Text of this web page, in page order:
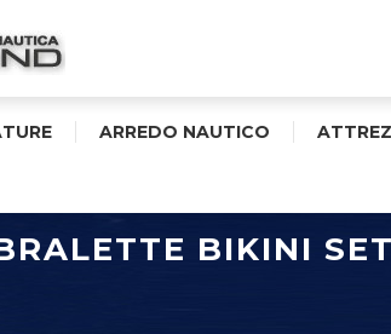
ARREDO NAUTICO
BIKINI SET